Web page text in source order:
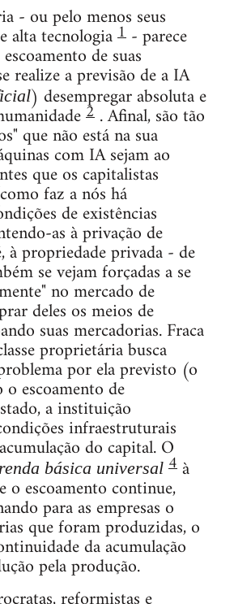
- ou pelo menos seus
alta tecnologia1 - parece
de suas
realize a previsão de a IA
) desempregar absoluta e
2 . Afinal, são tão
que não está na sua
com IA sejam ao
que os capitalistas
faz a nós há
de existências
as à privação de
à propriedade privada - de
se vejam forçadas a se
no mercado de
deles os meios de
suas mercadorias. Fraca
proprietária busca
por ela previsto (o
escoamento de
a instituição
infraestruturais
do capital. O
renda básica universal 4à
o escoamento continue,
para as empresas o
que foram produzidas, o
da acumulação
pela produção.